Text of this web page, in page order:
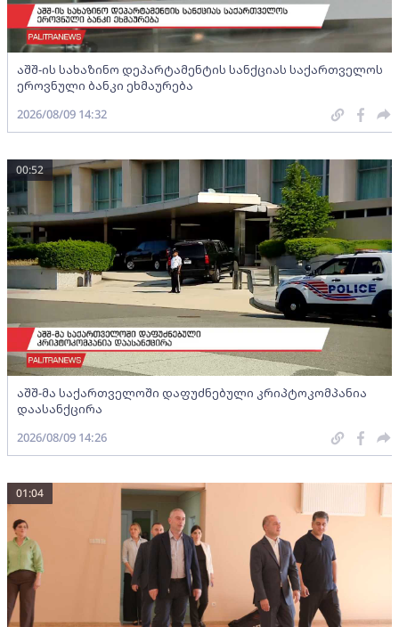
აშშ-ის სახაზინო დეპარტამენტის სანქციას საქართველოს
ეროვნული ბანკი ეხმაურება
2026/08/09 14:32
აშშ-მა საქართველოში დაფუძნებული კრიპტოკომპანია
დაასანქცირა
00:52
2026/08/09 14:26
01:04